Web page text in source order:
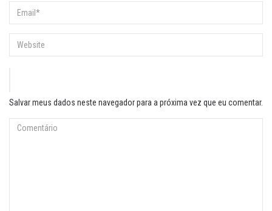
Salvar meus dados neste navegador para a próxima vez que eu comentar.